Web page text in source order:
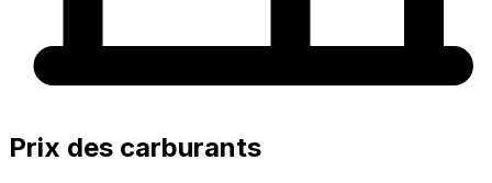
Prix des carburants